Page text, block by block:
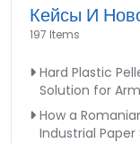
Кейсы И
197 Items
Hard Plastic
Solution for
How a
Industrial